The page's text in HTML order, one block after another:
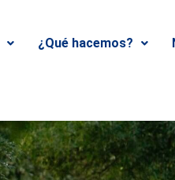
¿Qué hacemos?